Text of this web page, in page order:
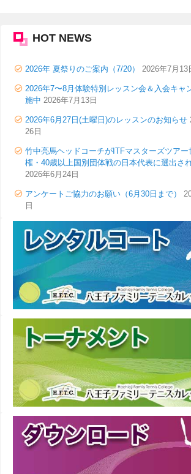
HOT NEWS
2026年 夏祭りのご案内（7/20） 2026年7月13
2026年7〜8月体験特別レッスン会＆入会キャ
施中 2026年7月13日
2026年6月27日(土曜日)のレッスンのお知らせ
26日
竹中亮馬ヘッドコーチがITFマスターズツアー
権・40歳以上国別団体戦の日本代表に選出さ
2026年6月24日
アンケートご協力のお願い（6月30日まで）
日